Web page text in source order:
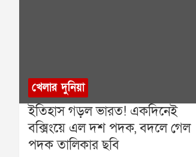
খেলার দুনিয়া
ইতিহাস গড়ল ভারত! একদিনেই
বক্সিংয়ে এল দশ পদক, বদলে গেল
পদক তালিকার ছবি